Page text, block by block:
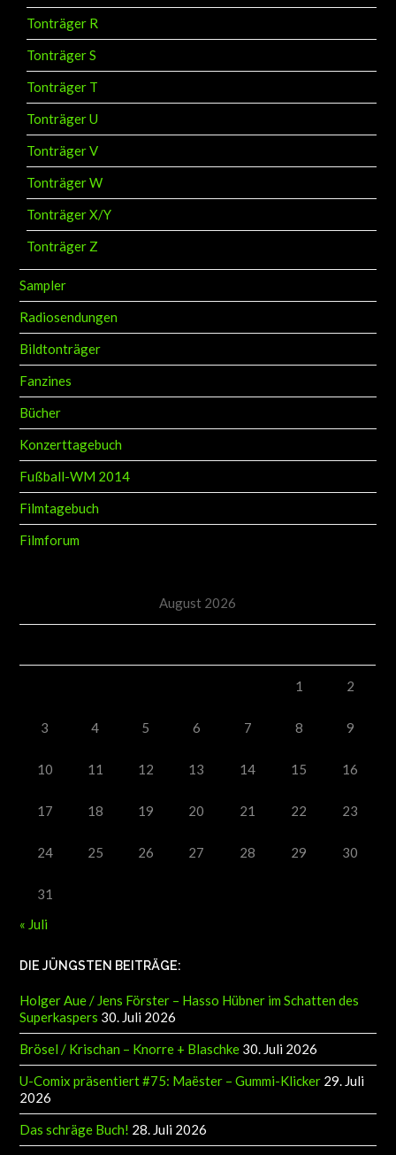
Tonträger R
Tonträger S
Tonträger T
Tonträger U
Tonträger V
Tonträger W
Tonträger X/Y
Tonträger Z
Sampler
Radiosendungen
Bildtonträger
Fanzines
Bücher
Konzerttagebuch
Fußball-WM 2014
Filmtagebuch
Filmforum
August 2026
1 2
3 4 5 6 7 8 9
10 11 12 13 14 15 16
17 18 19 20 21 22 23
24 25 26 27 28 29 30
31
« Juli
DIE JÜNGSTEN BEITRÄGE:
Holger Aue / Jens Förster – Hasso Hübner im Schatten des
Superkaspers 30. Juli 2026
Brösel / Krischan – Knorre + Blaschke 30. Juli 2026
U-Comix präsentiert #75: Maëster – Gummi-Klicker 29. Juli
2026
Das schräge Buch! 28. Juli 2026